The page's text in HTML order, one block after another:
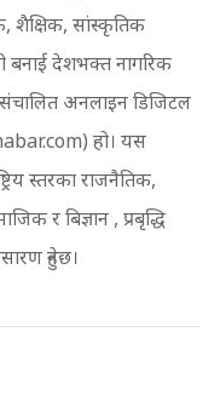
शैक्षिक, सांस्कृतिक
बनाई देशभक्त नागरिक
संचालित अनलाइन डिजिटल
हो। यस
स्तरका राजनैतिक,
र बिज्ञान , प्रबृद्धि
हुनेछ।